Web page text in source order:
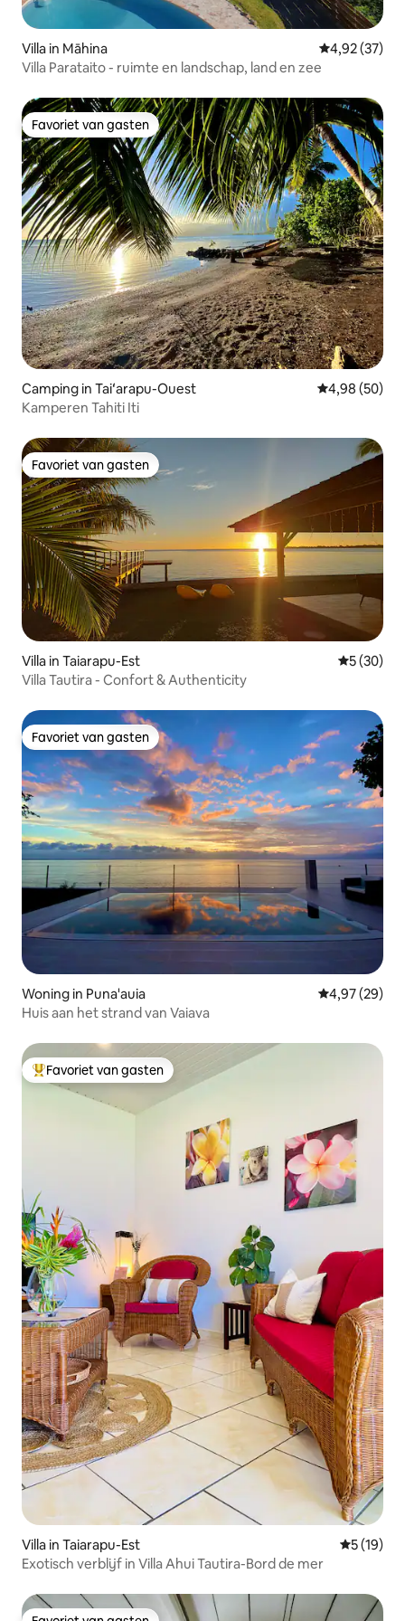
Villa in Māhina Gemiddelde
4,92 (37)
Villa Parataito - ruimte en landschap, land en zee
Favoriet van gasten
Favoriet van gasten
Camping in Taiʻarapu-Ouest Gemiddelde
4,98 (50)
Kamperen Tahiti Iti
Favoriet van gasten
Favoriet van gasten
Villa in Taiarapu-Est
5 (30)
Villa Tautira - Confort & Authenticity
Favoriet van gasten
Favoriet van gasten
Woning in Puna'auia Gemiddelde
4,97 (29)
Huis aan het strand van Vaiava
Topfavoriet van gasten
Favoriet van gasten
Villa in Taiarapu-Est
5 (19)
Exotisch verblijf in Villa Ahui Tautira-Bord de mer